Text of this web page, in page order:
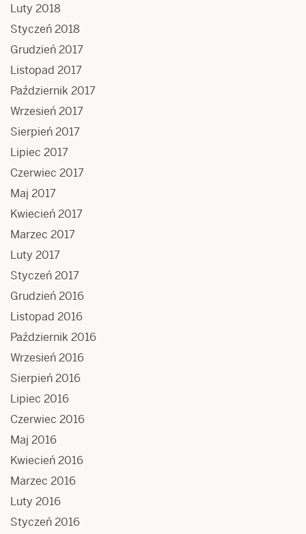
Luty 2018
Styczeń 2018
Grudzień 2017
Listopad 2017
Październik 2017
Wrzesień 2017
Sierpień 2017
Lipiec 2017
Czerwiec 2017
Maj 2017
Kwiecień 2017
Marzec 2017
Luty 2017
Styczeń 2017
Grudzień 2016
Listopad 2016
Październik 2016
Wrzesień 2016
Sierpień 2016
Lipiec 2016
Czerwiec 2016
Maj 2016
Kwiecień 2016
Marzec 2016
Luty 2016
Styczeń 2016